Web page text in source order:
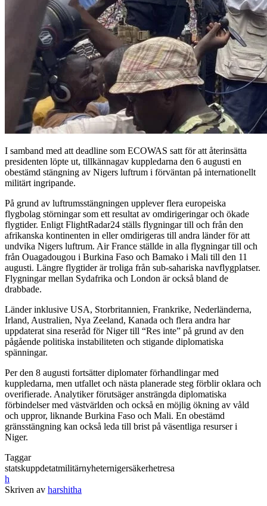
I samband med att deadline som ECOWAS satt för att återinsätta
presidenten löpte ut, tillkännagav kuppledarna den 6 augusti en
obestämd stängning av Nigers luftrum i förväntan på internationellt
militärt ingripande.
På grund av luftrumsstängningen upplever flera europeiska
flygbolag störningar som ett resultat av omdirigeringar och ökade
flygtider. Enligt FlightRadar24 ställs flygningar till och från den
afrikanska kontinenten in eller omdirigeras till andra länder för att
undvika Nigers luftrum. Air France ställde in alla flygningar till och
från Ouagadougou i Burkina Faso och Bamako i Mali till den 11
augusti. Längre flygtider är troliga från sub-sahariska navflygplatser.
Flygningar mellan Sydafrika och London är också bland de
drabbade.
Länder inklusive USA, Storbritannien, Frankrike, Nederländerna,
Irland, Australien, Nya Zeeland, Kanada och flera andra har
uppdaterat sina reseråd för Niger till “Res inte” på grund av den
pågående politiska instabiliteten och stigande diplomatiska
spänningar.
Per den 8 augusti fortsätter diplomater förhandlingar med
kuppledarna, men utfallet och nästa planerade steg förblir oklara och
overifierade. Analytiker förutsäger ansträngda diplomatiska
förbindelser med västvärlden och också en möjlig ökning av våld
och uppror, liknande Burkina Faso och Mali. En obestämd
gränsstängning kan också leda till brist på väsentliga resurser i
Niger.
Taggar
statskuppdetatmilitärnyheternigersäkerhetresa
h
Skriven av harshitha